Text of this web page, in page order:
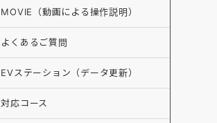
MOVIE（動画による操作説明）
よくあるご質問
EVステーション（データ更新）
対応コース